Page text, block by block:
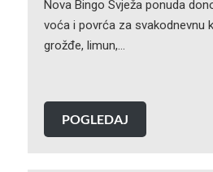
Nova Bingo Svježa ponuda
voća i povrća za svakodnevnu
grožđe, limun,…
POGLEDAJ